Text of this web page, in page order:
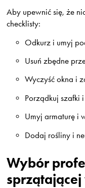
Aby upewnić się, że
checklisty:
Odkurz i umyj
Usuń zbędne
Wyczyść okna i
Porządkuj szafki
Umyj armaturę i
Dodaj rośliny i
Wybór